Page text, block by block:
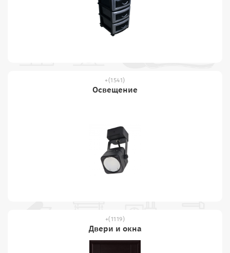
(1541)
Освещение
(1119)
Двери и окна